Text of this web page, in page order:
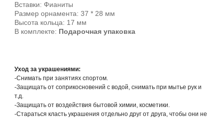
Вставки: Фианиты
Размер орнамента: 37 * 28 мм
Высота кольца: 17 мм
В комплекте: Подарочная упаковка
Уход за украшениями:
-Снимать при занятиях спортом.
-Защищать от соприкосновений с водой, снимать при мытье рук и
т.д.
-Защищать от воздействия бытовой химии, косметики.
-Стараться класть украшения отдельно друг от друга, чтобы они не